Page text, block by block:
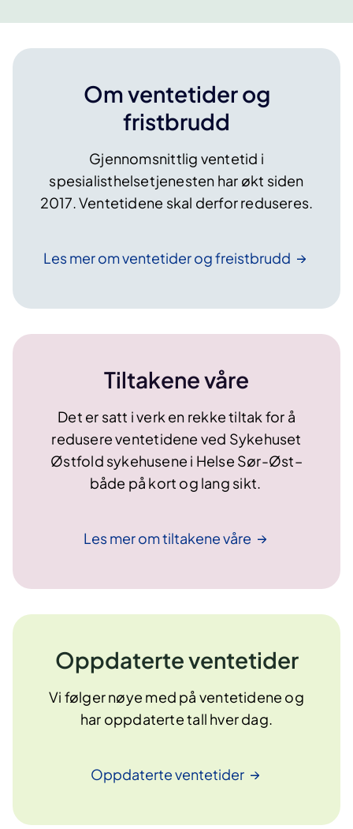
Om ventetider og
fristbrudd
Gjennomsnittlig ventetid i
spesialisthelsetjenesten har økt siden
2017. Ventetidene skal derfor reduseres.
Les mer om ventetider ogfreistbrudd
Tiltakene våre
Det er satt i verk en rekke tiltak for å
redusere ventetidene ved Sykehuset
Østfold sykehusene i Helse Sør-Øst–
både på kort og lang sikt.
Les mer om tiltakenevåre
Oppdaterte ventetider
Vi følger nøye med på ventetidene og
har oppdaterte tall hver dag.
Oppdaterteventetider